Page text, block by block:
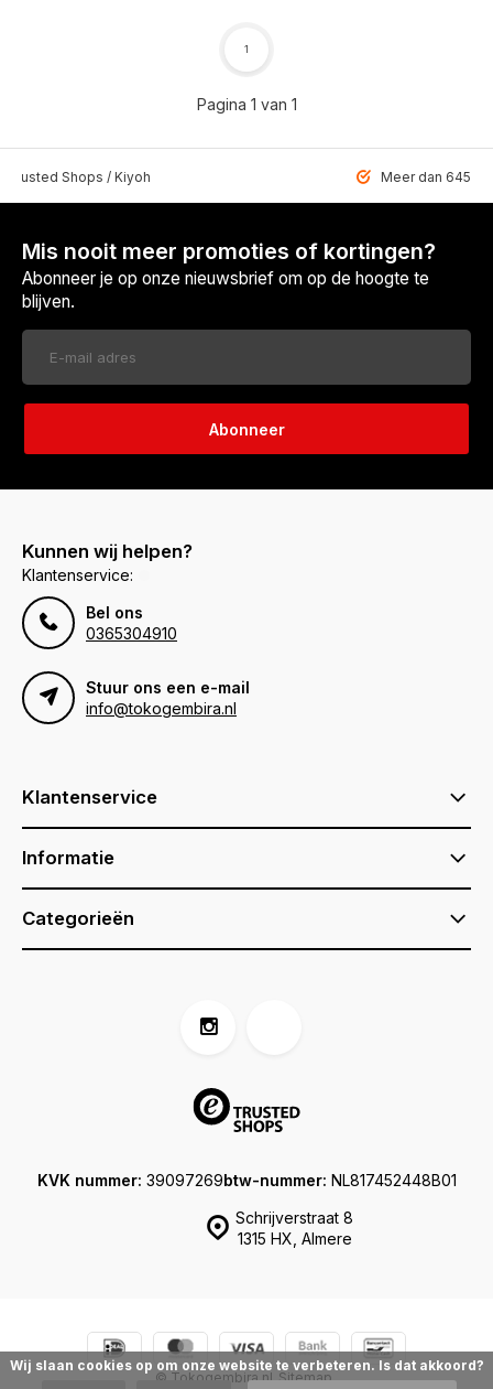
Pagina 1 van 1
1
Shops / Kiyoh Meer dan 6459
Mis nooit meer promoties of kortingen?
Abonneer je op onze nieuwsbrief om op de hoogte te
blijven.
Abonneer
Kunnen wij helpen?
Klantenservice:
Bel ons
0365304910
Stuur ons een e-mail
info@tokogembira.nl
Klantenservice
Informatie
Categorieën
Schrijverstraat 8
1315 HX, Almere
KVK nummer: 39097269btw-nummer: NL817452448B01
© Tokogembira.nl Sitemap
Wij slaan cookies op om onze website te verbeteren. Is dat akkoord?